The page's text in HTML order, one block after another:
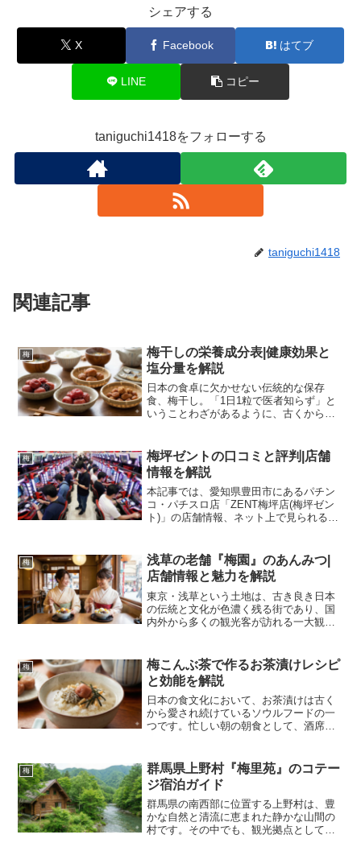
シェアする
X Facebook はてブ
LINE コピー
taniguchi1418をフォローする
taniguchi1418
関連記事
梅
梅干しの栄養成分表|健康効果と
塩分量を解説
日本の食卓に欠かせない伝統的な保存
食、梅干し。「1日1粒で医者知らず」と
いうことわざがあるように、古くからそ
お弁当の腐敗防止に入れたりと、私たち
の生活に深く根付いていま...
梅
梅坪ゼントの口コミと評判|店舗
情報を解説
本記事では、愛知県豊田市にあるパチン
コ・パチスロ店「ZENT梅坪店(梅坪ゼン
ト)」の店舗情報、ネット上で見られる口
玉情報や立ち回りの推奨は本記事の目的
ではなく、施設の概...
梅
浅草の老舗『梅園』のあんみつ|
店舗情報と魅力を解説
東京・浅草という土地は、古き良き日本
の伝統と文化が色濃く残る街であり、国
内外から多くの観光客が訪れる一大観光
存在します。それが「梅園（うめぞ
の）」です。創業は安政元年（...
梅
梅こんぶ茶で作るお茶漬けレシピ
と効能を解説
日本の食文化において、お茶漬けは古く
から愛され続けているソウルフードの一
つです。忙しい朝の朝食として、酒席の
本人の生活に深く根付いています。一般
的には煎茶やほうじ茶、あ...
梅
群馬県上野村『梅里苑』のコテー
ジ宿泊ガイド
群馬県の南西部に位置する上野村は、豊
かな自然と清流に恵まれた静かな山間の
村です。その中でも、観光拠点として、